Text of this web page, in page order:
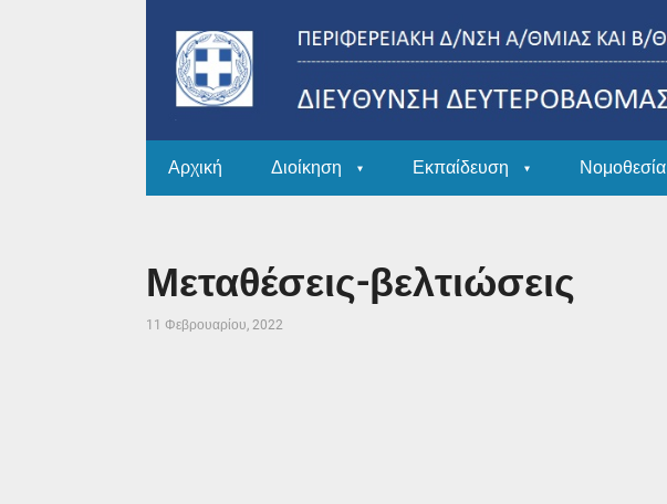
Αρχική Διοίκηση Εκπαίδευση Νομοθεσία
Μεταθέσεις-βελτιώσεις
11 Φεβρουαρίου, 2022